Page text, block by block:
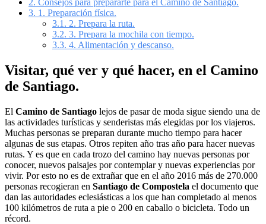
3. 1. Preparación física.
3.1. 2. Prepara la ruta.
3.2. 3. Prepara la mochila con tiempo.
3.3. 4. Alimentación y descanso.
Visitar, qué ver y qué hacer, en el Camino
de Santiago.
El Camino de Santiago lejos de pasar de moda sigue siendo una de
las actividades turísticas y senderistas más elegidas por los viajeros.
Muchas personas se preparan durante mucho tiempo para hacer
algunas de sus etapas. Otros repiten año tras año para hacer nuevas
rutas. Y es que en cada trozo del camino hay nuevas personas por
conocer, nuevos paisajes por contemplar y nuevas experiencias por
vivir. Por esto no es de extrañar que en el año 2016 más de 270.000
personas recogieran en Santiago de Compostela el documento que
dan las autoridades eclesiásticas a los que han completado al menos
100 kilómetros de ruta a pie o 200 en caballo o bicicleta. Todo un
récord.